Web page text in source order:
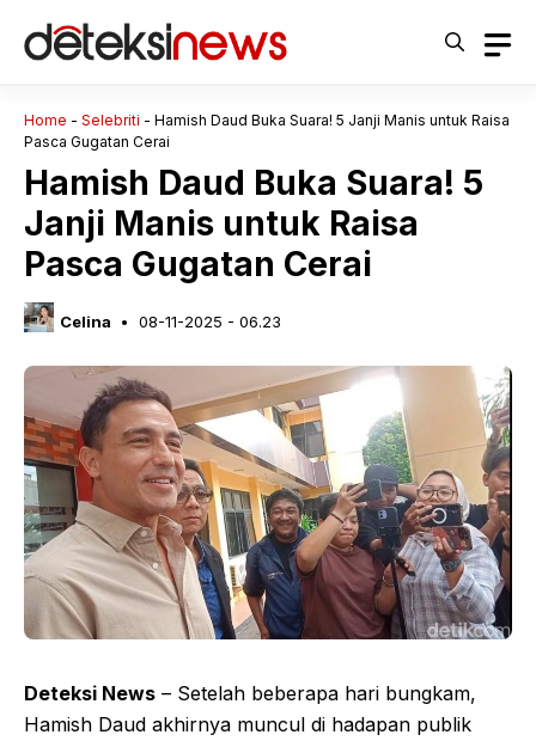
Home - Selebriti - Hamish Daud Buka Suara! 5 Janji Manis untuk Raisa
Pasca Gugatan Cerai
Hamish Daud Buka Suara! 5
Janji Manis untuk Raisa
Pasca Gugatan Cerai
Celina 08-11-2025 - 06.23
Deteksi News – Setelah beberapa hari bungkam,
Hamish Daud akhirnya muncul di hadapan publik